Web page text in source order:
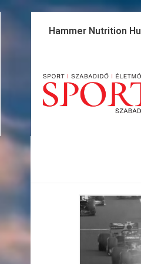
Hammer Nutrition